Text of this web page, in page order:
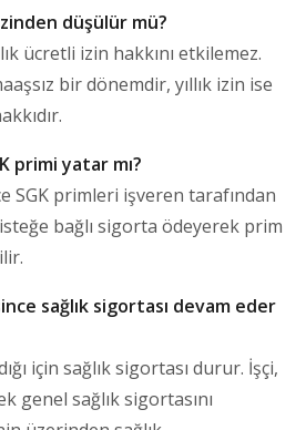
düşülür mü?
ücretli izin hakkını etkilemez.
bir dönemdir, yıllık izin ise
primi yatar mı?
SGK primleri işveren tarafından
isteğe bağlı sigorta ödeyerek prim
sağlık sigortası devam eder
için sağlık sigortası durur. İşçi,
genel sağlık sigortasını